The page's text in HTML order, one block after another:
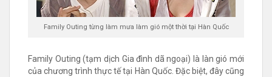
Family Outing từng làm mưa làm gió một thời tại Hàn Quốc
Family Outing (tạm dịch Gia đình dã ngoại) là làn gió mới
của chương trình thực tế tại Hàn Quốc. Đặc biệt, đây cũng